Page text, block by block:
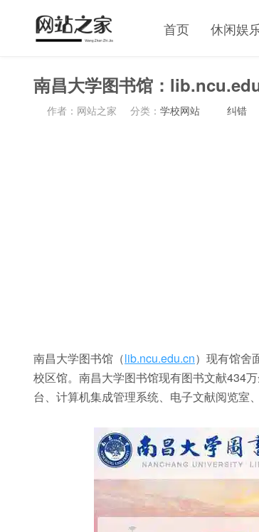
首页 休闲娱
南昌大学图书馆：
作者：网站之家 分类： 学校网站 纠错
南昌大学图书馆（lib.ncu.edu.cn）现有馆舍
校区馆。南昌大学图书馆现有图书文献434
台、计算机集成管理系统、电子文献阅览室